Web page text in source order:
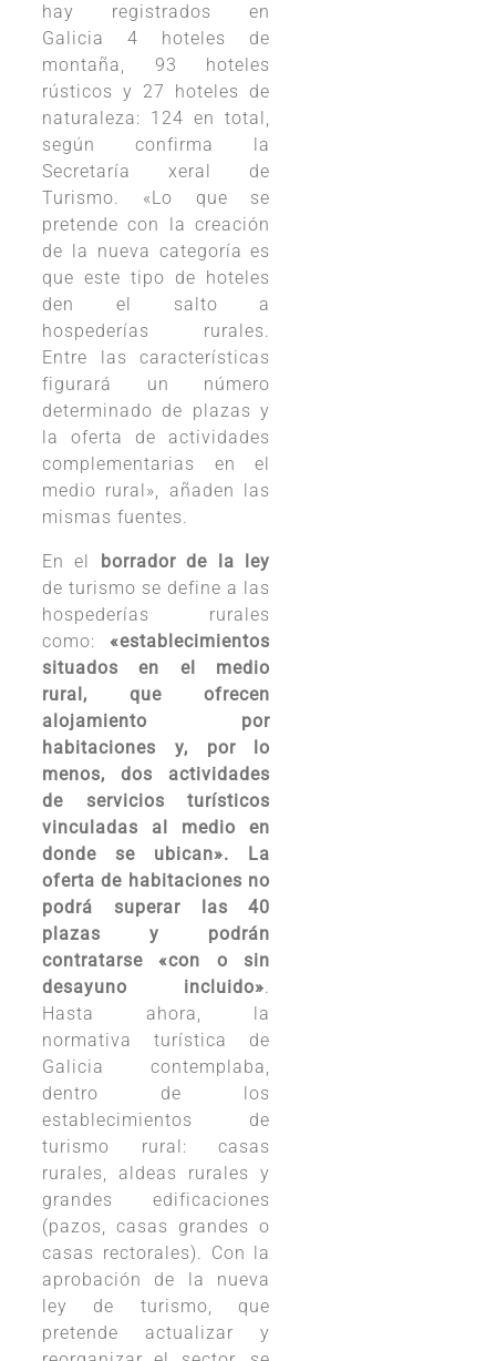
hay registrados en
Galicia 4 hoteles de
montaña, 93 hoteles
rústicos y 27 hoteles de
naturaleza: 124 en total,
según confirma la
Secretaría xeral de
Turismo. «Lo que se
pretende con la creación
de la nueva categoría es
que este tipo de hoteles
den el salto a
hospederías rurales.
Entre las características
figurará un número
determinado de plazas y
la oferta de actividades
complementarias en el
medio rural», añaden las
mismas fuentes.
En el
borrador de la ley
de turismo se define a las
hospederías rurales
como:«establecimientos
situados en el medio
rural, que ofrecen
alojamiento por
habitaciones y, por lo
menos, dos actividades
de servicios turísticos
vinculadas al medio en
donde se ubican». La
oferta de habitaciones no
podrá superar las 40
plazas y podrán
contratarse «con o sin
desayuno incluido».
Hasta ahora, la
normativa turística de
Galicia contemplaba,
dentro de los
establecimientos de
turismo rural: casas
rurales, aldeas rurales y
grandes edificaciones
(pazos, casas grandes o
casas rectorales). Con la
aprobación de la nueva
ley de turismo, que
pretende actualizar y